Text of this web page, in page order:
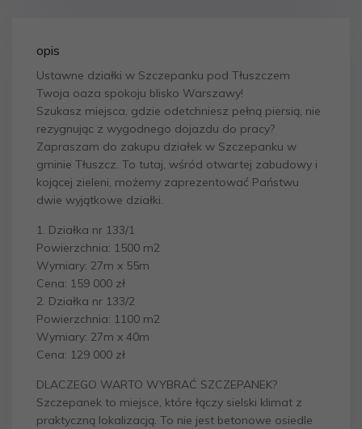
opis
Ustawne działki w Szczepanku pod Tłuszczem
Twoja oaza spokoju blisko Warszawy!
Szukasz miejsca, gdzie odetchniesz pełną piersią, nie
rezygnując z wygodnego dojazdu do pracy?
Zapraszam do zakupu działek w Szczepanku w
gminie Tłuszcz. To tutaj, wśród otwartej zabudowy i
kojącej zieleni, możemy zaprezentować Państwu
dwie wyjątkowe działki.
1. Działka nr 133/1
Powierzchnia: 1500 m2
Wymiary: 27m x 55m
Cena: 159 000 zł
2. Działka nr 133/2
Powierzchnia: 1100 m2
Wymiary: 27m x 40m
Cena: 129 000 zł
DLACZEGO WARTO WYBRAĆ SZCZEPANEK?
Szczepanek to miejsce, które łączy sielski klimat z
praktyczną lokalizacją. To nie jest betonowe osiedle